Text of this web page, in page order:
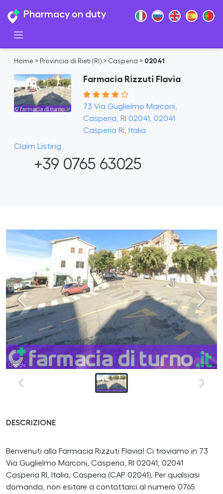
Pharmacy on duty
Home > Provincia di Rieti (RI) > Casperia > 02041
Farmacia Rizzuti Flavia
73 Via Guglielmo Marconi,
Casperia, RI 02041, 02041
Casperia RI, Italia
Claim Listing
+39 0765 63025
DESCRIZIONE
Benvenuti alla Farmacia Rizzuti Flavia! Ci troviamo in 73
Via Guglielmo Marconi, Casperia, RI 02041, 02041
Casperia RI, Italia, Casperia (CAP 02041). Per qualsiasi
domanda, non esitare a contattarci al numero 0765